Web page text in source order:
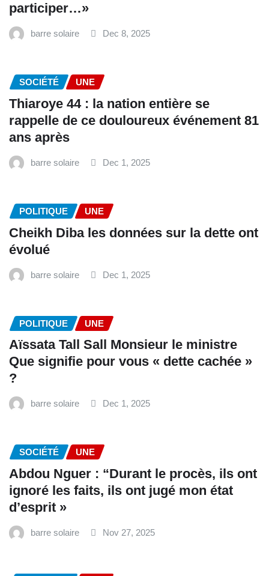
participer…»
barre solaire Dec 8, 2025
SOCIÉTÉ UNE
Thiaroye 44 : la nation entière se
rappelle de ce douloureux événement 81
ans après
barre solaire Dec 1, 2025
POLITIQUE UNE
Cheikh Diba les données sur la dette ont
évolué
barre solaire Dec 1, 2025
POLITIQUE UNE
Aïssata Tall Sall Monsieur le ministre
Que signifie pour vous « dette cachée »
?
barre solaire Dec 1, 2025
SOCIÉTÉ UNE
Abdou Nguer : “Durant le procès, ils ont
ignoré les faits, ils ont jugé mon état
d’esprit »
barre solaire Nov 27, 2025